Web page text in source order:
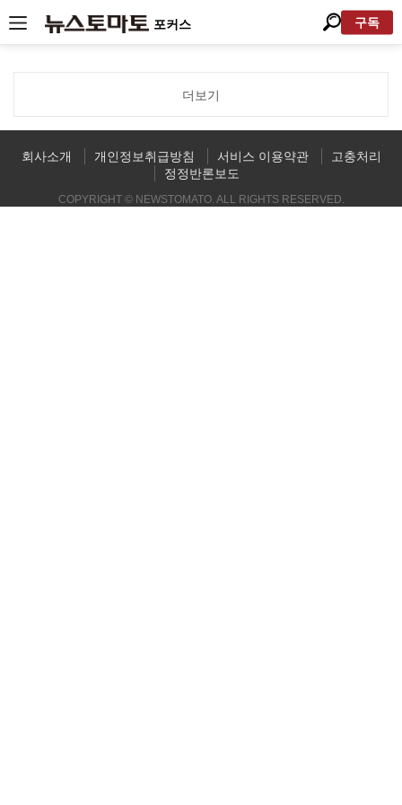
포커스 구독
더보기
회사소개 개인정보취급방침 서비스 이용약관
고충처리
정정반론보도
COPYRIGHT © NEWSTOMATO. ALL RIGHTS RESERVED.